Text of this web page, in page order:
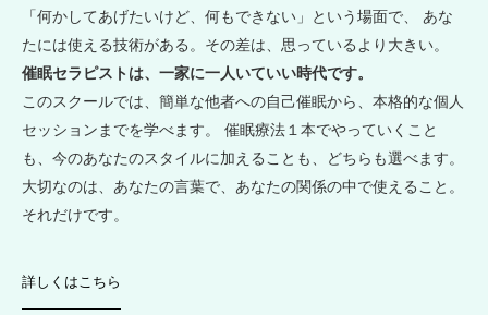
「何かしてあげたいけど、何もできない」という場面で、 あな
たには使える技術がある。その差は、思っているより大きい。
催眠セラピストは、一家に一人いていい時代です。
このスクールでは、簡単な他者への自己催眠から、本格的な個人
セッションまでを学べます。 催眠療法１本でやっていくこと
も、今のあなたのスタイルに加えることも、どちらも選べます。
大切なのは、あなたの言葉で、あなたの関係の中で使えること。
それだけです。
詳しくはこちら